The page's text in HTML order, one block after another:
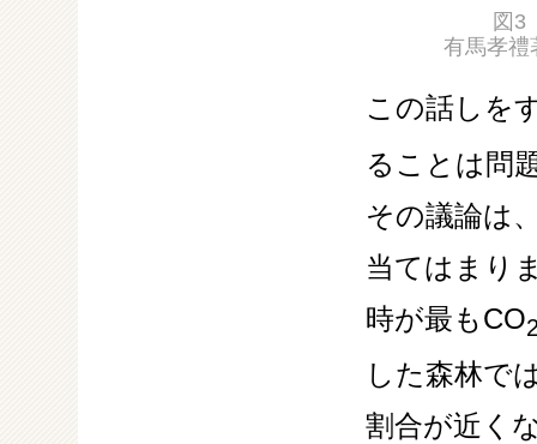
図3
有馬孝禮
この話しを
ることは問
その議論は
当てはまり
時が最もCO
した森林で
割合が近く